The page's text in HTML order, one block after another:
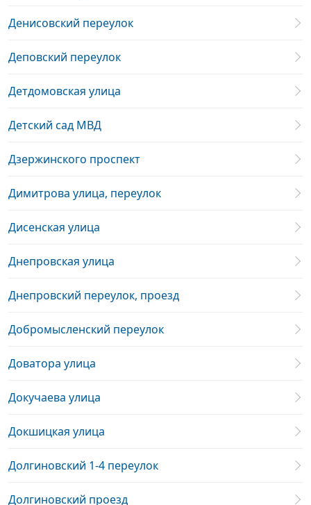
Денисовский переулок
Деповский переулок
Детдомовская улица
Детский сад МВД
Дзержинского проспект
Димитрова улица, переулок
Дисенская улица
Днепровская улица
Днепровский переулок, проезд
Добромысленский переулок
Доватора улица
Докучаева улица
Докшицкая улица
Долгиновский 1-4 переулок
Долгиновский проезд